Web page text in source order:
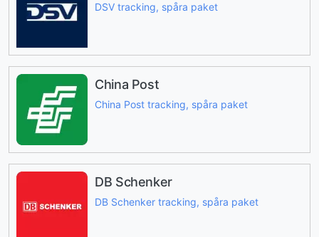
DSV tracking, spåra paket
China Post
China Post tracking, spåra paket
DB Schenker
DB Schenker tracking, spåra paket